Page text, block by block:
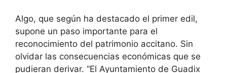
Algo, que según ha destacado el primer edil,
supone un paso importante para el
reconocimiento del patrimonio accitano. Sin
olvidar las consecuencias económicas que se
pudieran derivar. “El Ayuntamiento de Guadix